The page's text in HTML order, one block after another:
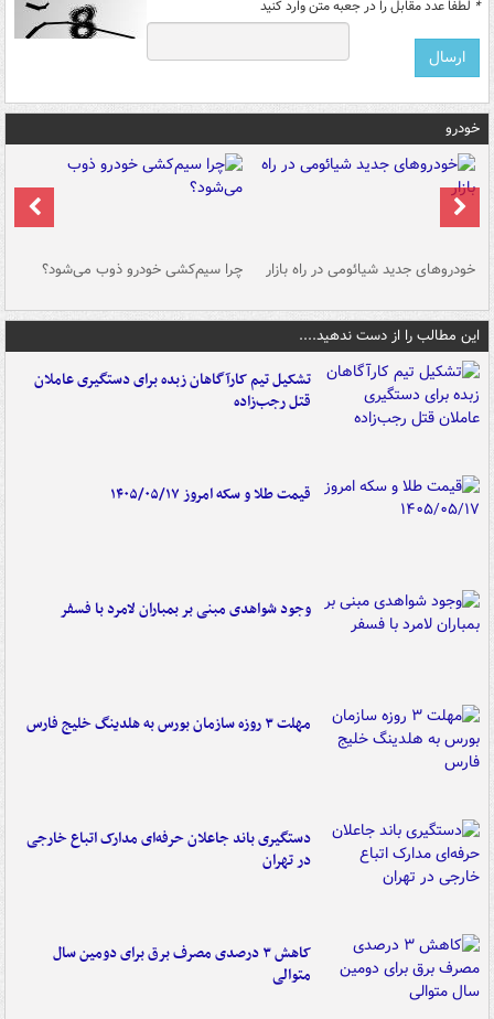
* لطفا عدد مقابل را در جعبه متن وارد کنید
خودرو
خودروهای جدید شیائومی در راه بازار چرا سیم‌کشی خودرو ذوب می‌شود؟
این مطالب را از دست ندهید....
تشکیل تیم کارآگاهان زبده برای دستگیری عاملان
قتل رجب‌زاده
قیمت طلا و سکه امروز ۱۴۰۵/۰۵/۱۷
وجود شواهدی مبنی بر بمباران لامرد با فسفر
مهلت ۳ روزه سازمان بورس به هلدینگ خلیج فارس
دستگیری باند جاعلان حرفه‌ای مدارک اتباع خارجی
در تهران
کاهش ۳ درصدی مصرف برق برای دومین سال
متوالی